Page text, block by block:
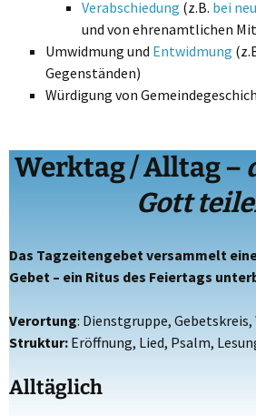
Verabschiedung (z.B. bei
und von ehrenamtlichen
Umwidmung und Entwidmung
Gegenständen)
Würdigung von
Werktag / Alltag –
Gott
Das Tagzeitengebet versammelt
Gebet – ein Ritus des Feiertags
Verortung: Dienstgruppe, Gebetskreis,
Struktur: Eröffnung, Lied, Psalm,
Alltäglich